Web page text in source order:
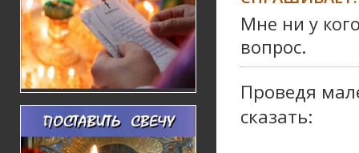
Мне ни у
вопрос.
Проведя
сказать: